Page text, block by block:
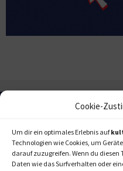
Cookie-
Um dir ein optimales Erlebnis auf
Technologien wie Cookies, um
darauf zuzugreifen. Wenn du
Daten wie das Surfverhalten oder